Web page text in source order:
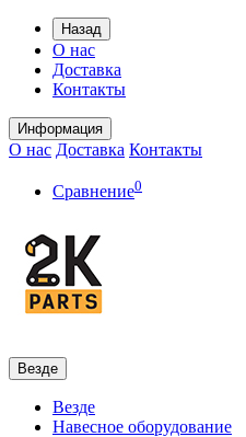
Назад
О нас
Доставка
Контакты
Информация
О нас Доставка Контакты
Сравнение0
Везде
Везде
Навесное оборудование